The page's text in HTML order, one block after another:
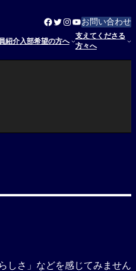
Facebook
Twitter
Instagram
YouTube
お問い合わせ
紹介入部希望の方へ
支えてくださる
方々へ
しさ」などを感じてみません